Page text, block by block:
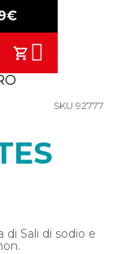
Il Tuo
SKU 92777
Sali di sodio e